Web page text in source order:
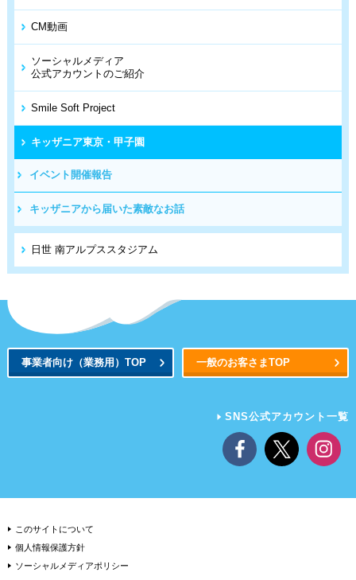
CM動画
ソーシャルメディア
公式アカウントのご紹介
Smile Soft Project
キッザニア東京・甲子園
イベント開催報告
キッザニアから届いた素敵なお話
日世 南アルプススタジアム
事業者向け（業務用） TOP 一般のお客さまTOP
SNS公式アカウント一覧
このサイトについて
個人情報保護方針
ソーシャルメディアポリシー